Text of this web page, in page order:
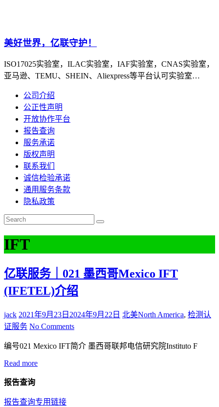
美好世界，亿联守护！
ISO17025实验室，ILAC实验室，IAF实验室，CNAS实验室，
亚马逊、TEMU、SHEIN、Aliexpress等平台认可实验室…
公司介绍
公正性声明
开放协作平台
报告查询
服务承诺
版权声明
联系我们
诚信检验承诺
通用服务条款
隐私政策
IFT
亿联服务｜021 墨西哥Mexico IFT
(IFETEL)介绍
jack 2021年9月23日 2024年9月22日 北美North America, 检测认
证服务 No Comments
编号021 Mexico IFT简介 墨西哥联邦电信研究院Instituto F
Read more
报告查询
报告查询专用链接